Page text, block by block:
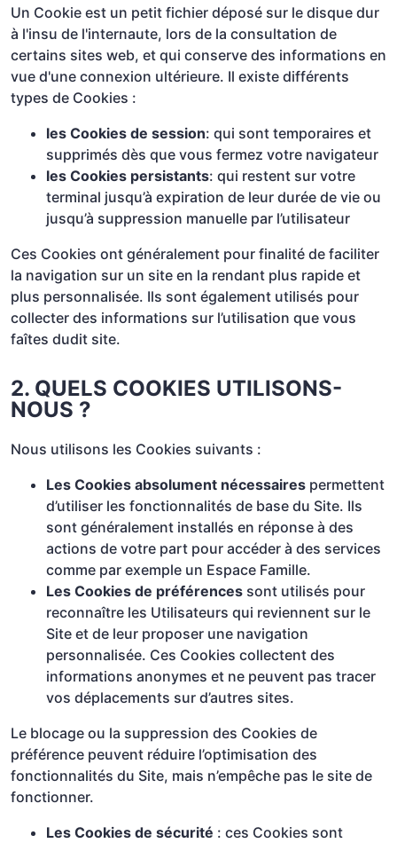
Un Cookie est un petit fichier déposé sur le disque dur
à l'insu de l'internaute, lors de la consultation de
certains sites web, et qui conserve des informations en
vue d'une connexion ultérieure. Il existe différents
types de Cookies :
les Cookies de session: qui sont temporaires et
supprimés dès que vous fermez votre navigateur
les Cookies persistants: qui restent sur votre
terminal jusqu’à expiration de leur durée de vie ou
jusqu’à suppression manuelle par l’utilisateur
Ces Cookies ont généralement pour finalité de faciliter
la navigation sur un site en la rendant plus rapide et
plus personnalisée. Ils sont également utilisés pour
collecter des informations sur l’utilisation que vous
faîtes dudit site.
2. QUELS COOKIES UTILISONS-
NOUS ?
Nous utilisons les Cookies suivants :
Les Cookies absolument nécessaires permettent
d’utiliser les fonctionnalités de base du Site. Ils
sont généralement installés en réponse à des
actions de votre part pour accéder à des services
comme par exemple un Espace Famille.
Les Cookies de préférences sont utilisés pour
reconnaître les Utilisateurs qui reviennent sur le
Site et de leur proposer une navigation
personnalisée. Ces Cookies collectent des
informations anonymes et ne peuvent pas tracer
vos déplacements sur d’autres sites.
Le blocage ou la suppression des Cookies de
préférence peuvent réduire l’optimisation des
fonctionnalités du Site, mais n’empêche pas le site de
fonctionner.
Les Cookies de sécurité : ces Cookies sont